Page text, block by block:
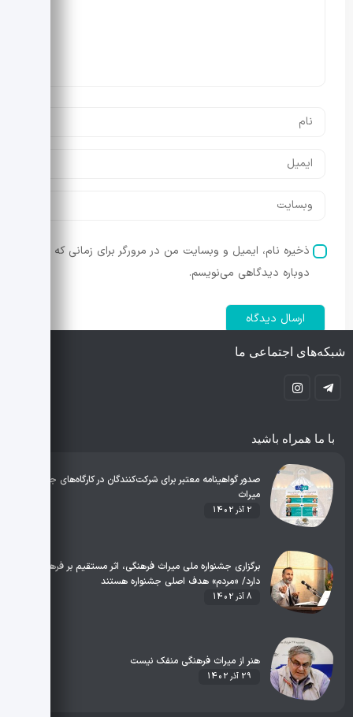
ذخیره نام، ایمیل و وبسایت من در مرورگر برای زمانی که
دوباره دیدگاهی می‌نویسم.
شبکه‌های اجتماعی ما
با ما همراه باشید
صدور گواهینامه معتبر برای شرکت‌کنندگان در کارگاه‌های جشنواره
میراث
2 آذر 1402
برگزاری جشنواره ملی میراث فرهنگی، اثر مستقیم بر فرهنگ
دارد/ «مردم» هدف اصلی جشنواره هستند
8 آذر 1402
هنر از میراث فرهنگی منفک نیست
29 آذر 1402